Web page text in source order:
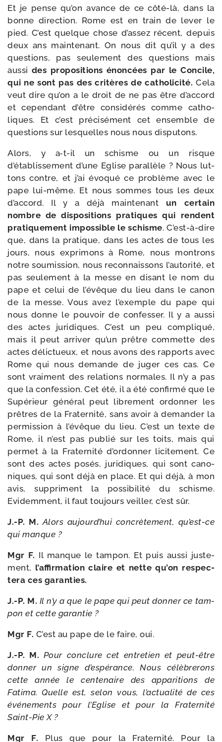
Et je pense qu’on avance de ce côté-​là, dans la
bonne direc­tion. Rome est en train de lever le
pied. C’est quelque chose d’assez récent, depuis
deux ans main­te­nant. On nous dit qu’il y a des
ques­tions, pas seule­ment des ques­tions mais
aus­si des pro­po­si­tions énon­cées par le Concile,
qui ne sont pas des cri­tères de catho­li­ci­té. Cela
veut dire qu’on a le droit de ne pas être d’accord
et cepen­dant d’être consi­dé­rés comme catho­
liques. Et c’est pré­ci­sé­ment cet ensemble de
ques­tions sur les­quelles nous nous disputons.
Alors, y a‑t-​il un schisme ou un risque
d’établissement d’une Eglise paral­lèle ? Nous lut­
tons contre, et j’ai évo­qué ce pro­blème avec le
pape lui-​même. Et nous sommes tous les deux
d’accord. Il y a déjà main­te­nant un cer­tain
nombre de dis­po­si­tions pra­tiques qui rendent
pra­ti­que­ment impos­sible le schisme. C’est-à-dire
que, dans la pra­tique, dans les actes de tous les
jours, nous expri­mons à Rome, nous mon­trons
notre sou­mis­sion, nous recon­nais­sons l’autorité, et
pas seule­ment à la messe en disant le nom du
pape et celui de l’évêque du lieu dans le canon
de la messe. Vous avez l’exemple du pape qui
nous donne le pou­voir de confes­ser. Il y a aus­si
des actes juri­diques. C’est un peu com­pli­qué,
mais il peut arri­ver qu’un prêtre com­mette des
actes délic­tueux, et nous avons des rap­ports avec
Rome qui nous demande de juger ces cas. Ce
sont vrai­ment des rela­tions nor­males. Il n’y a pas
que la confes­sion. Cet été, il a été confir­mé que le
Supérieur géné­ral peut libre­ment ordon­ner les
prêtres de la Fraternité, sans avoir à deman­der la
per­mis­sion à l’évêque du lieu. C’est un texte de
Rome, il n’est pas publié sur les toits, mais qui
per­met à la Fraternité d’ordonner lici­te­ment. Ce
sont des actes posés, juri­diques, qui sont cano­
niques, qui sont déjà en place. Et qui déjà, à mon
avis, sup­priment la pos­si­bi­li­té du schisme.
Evidemment, il faut tou­jours veiller, c’est sûr.
J.-P. M.Alors aujourd’hui concrè­te­ment, qu’est-ce
qui manque ?
Mgr F. Il manque le tam­pon. Et puis aus­si jus­te­
ment, l’affirmation claire et nette qu’on res­pec­
te­ra ces garanties.
J.-P. M. Il n’y a que le pape qui peut don­ner ce tam­
pon et cette garantie ?
Mgr F. C’est au pape de le faire, oui.
J.-P. M. Pour conclure cet entre­tien et peut-​être
don­ner un signe d’espérance. Nous célè­bre­rons
cette année le cen­te­naire des appa­ri­tions de
Fatima. Quelle est, selon vous, l’actualité de ces
évé­ne­ments pour l’Eglise et pour la Fraternité
Saint-​Pie X ?
Mgr F. Plus que pour la Fraternité. Pour la